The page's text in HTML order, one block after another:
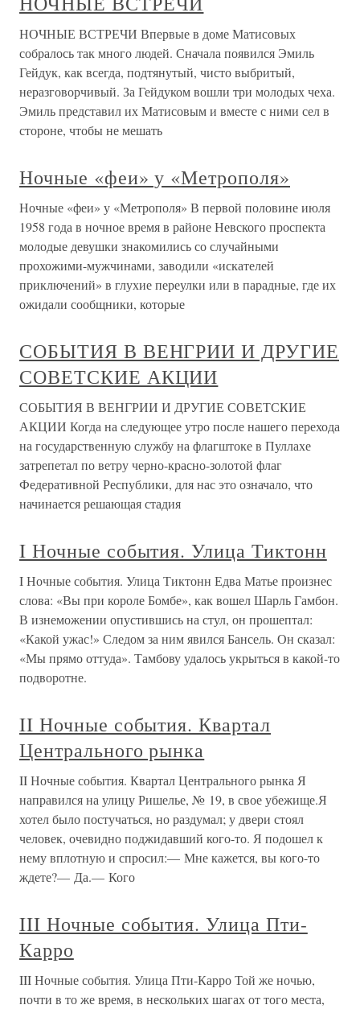
НОЧНЫЕ ВСТРЕЧИ Впервые в доме Матисовых
собралось так много людей. Сначала появился Эмиль
Гейдук, как всегда, подтянутый, чисто выбритый,
неразговорчивый. За Гейдуком вошли три молодых чеха.
Эмиль представил их Матисовым и вместе с ними сел в
стороне, чтобы не мешать
Ночные «феи» у «Метрополя»
Ночные «феи» у «Метрополя» В первой половине июля
1958 года в ночное время в районе Невского проспекта
молодые девушки знакомились со случайными
прохожими-мужчинами, заводили «искателей
приключений» в глухие переулки или в парадные, где их
ожидали сообщники, которые
СОБЫТИЯ В ВЕНГРИИ И ДРУГИЕ
СОВЕТСКИЕ АКЦИИ
СОБЫТИЯ В ВЕНГРИИ И ДРУГИЕ СОВЕТСКИЕ
АКЦИИ Когда на следующее утро после нашего перехода
на государственную службу на флагштоке в Пуллахе
затрепетал по ветру черно-красно-золотой флаг
Федеративной Республики, для нас это означало, что
начинается решающая стадия
I Ночные события. Улица Тиктонн
I Ночные события. Улица Тиктонн Едва Матье произнес
слова: «Вы при короле Бомбе», как вошел Шарль Гамбон.
В изнеможении опустившись на стул, он прошептал:
«Какой ужас!» Следом за ним явился Бансель. Он сказал:
«Мы прямо оттуда». Тамбову удалось укрыться в какой-то
подворотне.
II Ночные события. Квартал
Центрального рынка
II Ночные события. Квартал Центрального рынка Я
направился на улицу Ришелье, № 19, в свое убежище.Я
хотел было постучаться, но раздумал; у двери стоял
человек, очевидно поджидавший кого-то. Я подошел к
нему вплотную и спросил:— Мне кажется, вы кого-то
ждете?— Да.— Кого
III Ночные события. Улица Пти-
Карро
III Ночные события. Улица Пти-Карро Той же ночью,
почти в то же время, в нескольких шагах от того места,